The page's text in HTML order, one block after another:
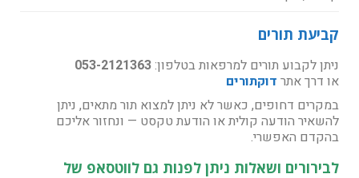
קביעת תורים
ניתן לקבוע תורים למרפאות בטלפון:053-2121363
או דרך אתר דוקתורים
במקרים דחופים, כאשר לא ניתן למצוא תור מתאים, ניתן
להשאיר הודעה קולית או הודעת טקסט — ונחזור אליכם
בהקדם האפשרי.
לבירורים ושאלות ניתן לפנות גם לווטסאפ של